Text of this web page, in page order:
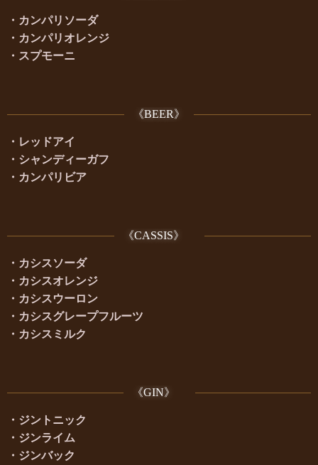
・カンパリソーダ
・カンパリオレンジ
・スプモーニ
《BEER》
・レッドアイ
・シャンディーガフ
・カンパリビア
《CASSIS》
・カシスソーダ
・カシスオレンジ
・カシスウーロン
・カシスグレープフルーツ
・カシスミルク
《GIN》
・ジントニック
・ジンライム
・ジンバック